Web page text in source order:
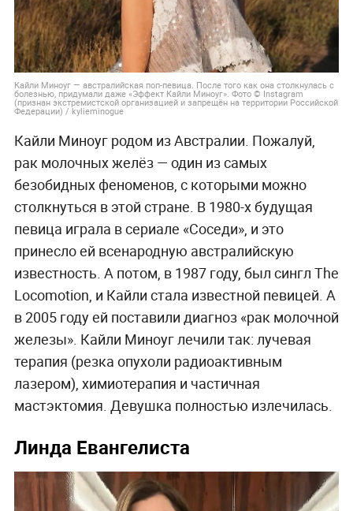
Кайли Миноуг — австралийская поп-певица. После того как она столкнулась с
болезнью, придумали даже «Эффект Кайли Миноуг». Фото © Instagram
(признан экстремистской организацией и запрещён на территории Российской
Федерации) / kylieminogue
Кайли Миноуг родом из Австралии. Пожалуй,
рак молочных желёз — один из самых
безобидных феноменов, с которыми можно
столкнуться в этой стране. В 1980-х будущая
певица играла в сериале «Соседи», и это
принесло ей всенародную австралийскую
известность. А потом, в 1987 году, был сингл The
Locomotion, и Кайли стала известной певицей. А
в 2005 году ей поставили диагноз «рак молочной
железы». Кайли Миноуг лечили так: лучевая
терапия (резка опухоли радиоактивным
лазером), химиотерапия и частичная
мастэктомия. Девушка полностью излечилась.
Линда Евангелиста